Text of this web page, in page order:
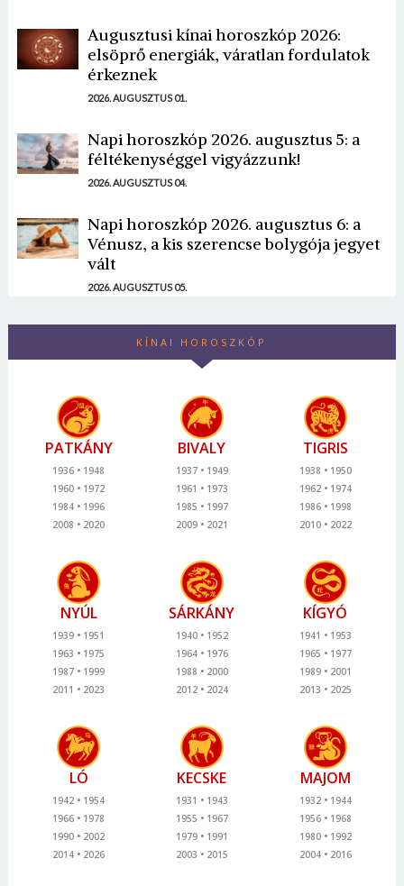
Augusztusi kínai horoszkóp 2026:
elsöprő energiák, váratlan fordulatok
érkeznek
2026. AUGUSZTUS 01.
Napi horoszkóp 2026. augusztus 5: a
féltékenységgel vigyázzunk!
2026. AUGUSZTUS 04.
Napi horoszkóp 2026. augusztus 6: a
Vénusz, a kis szerencse bolygója jegyet
vált
2026. AUGUSZTUS 05.
KÍNAI HOROSZKÓP
PATKÁNY
1936
1948
1960
1972
1984
1996
2008
2020
BIVALY
1937
1949
1961
1973
1985
1997
2009
2021
TIGRIS
1938
1950
1962
1974
1986
1998
2010
2022
NYÚL
1939
1951
1963
1975
1987
1999
2011
2023
SÁRKÁNY
1940
1952
1964
1976
1988
2000
2012
2024
KÍGYÓ
1941
1953
1965
1977
1989
2001
2013
2025
LÓ
1942
1954
1966
1978
1990
2002
2014
2026
KECSKE
1931
1943
1955
1967
1979
1991
2003
2015
MAJOM
1932
1944
1956
1968
1980
1992
2004
2016